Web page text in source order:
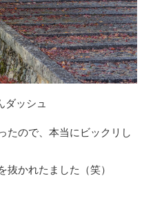
ダッシュ
たので、本当にビックリし
抜かれたました（笑）